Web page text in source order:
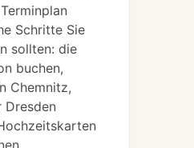
Schritte Sie
sollten: die
buchen,
Chemnitz,
Dresden